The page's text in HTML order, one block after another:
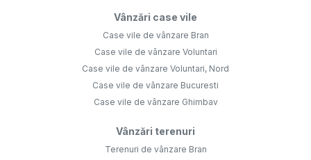
Vânzări case vile
Case vile de vânzare Bran
Case vile de vânzare Voluntari
Case vile de vânzare Voluntari, Nord
Case vile de vânzare Bucuresti
Case vile de vânzare Ghimbav
Vânzări terenuri
Terenuri de vânzare Bran